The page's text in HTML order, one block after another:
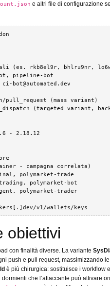
e altri file di configurazione
(es. rkb8el9r, bhlru9nr,
pipeline-bot
bot@automated.dev
(mass variant)
(targeted variant,
- 2.18.12
- campagna correlata)
polymarket-trade
polymarket-bot
polymarket-trader
v1/wallets/keys
obiettivi
con finalità diverse. La variante
push e pull request, massimizzando le
è più chirurgica: sostituisce i workflow
che l’attaccante può attivare